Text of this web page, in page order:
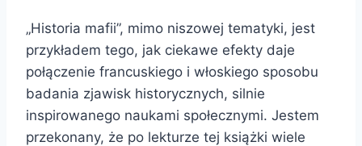
„Historia mafii”, mimo niszowej tematyki, jest
przykładem tego, jak ciekawe efekty daje
połączenie francuskiego i włoskiego sposobu
badania zjawisk historycznych, silnie
inspirowanego naukami społecznymi. Jestem
przekonany, że po lekturze tej książki wiele